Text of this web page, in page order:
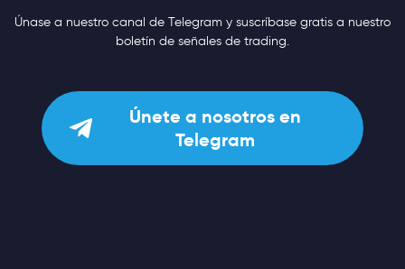
Únase a nuestro canal de Telegram y suscríbase gratis a nuestro
boletín de señales de trading.
Únete a nosotros en
Telegram